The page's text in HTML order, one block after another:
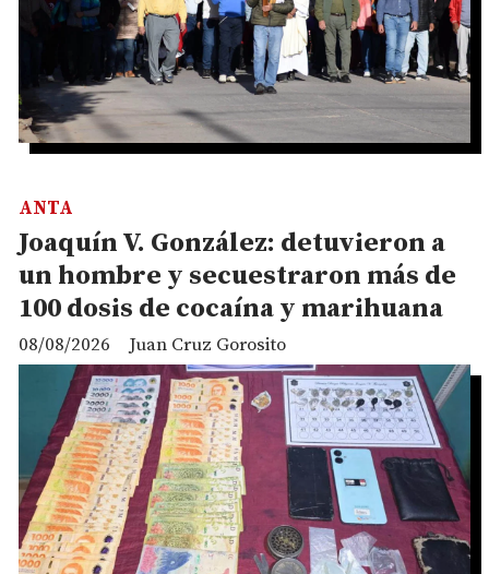
Joaquín V. González: detuvieron a
un hombre y secuestraron más de
100 dosis de cocaína y marihuana
Juan Cruz Gorosito
ANTA
08/08/2026